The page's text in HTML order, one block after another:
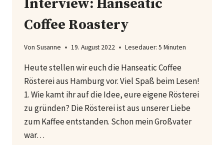
Interview: Hanseatic
Coffee Roastery
Von Susanne 19. August 2022 Lesedauer: 5Minuten
Heute stellen wir euch die Hanseatic Coffee
Rösterei aus Hamburg vor. Viel Spaß beim Lesen!
1. Wie kamt ihr auf die Idee, eure eigene Rösterei
zu gründen? Die Rösterei ist aus unserer Liebe
zum Kaffee entstanden. Schon mein Großvater
war…